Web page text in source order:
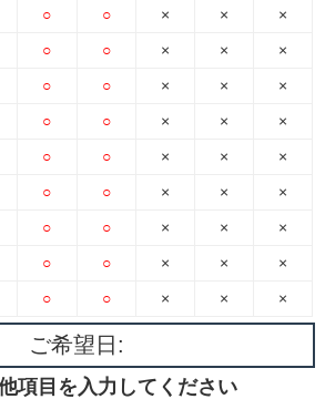
○
○
○
○
○
○
○
○
○
○
○
○
○
○
○
○
○
○
×
×
×
×
×
×
×
×
×
×
×
×
×
×
×
×
×
×
×
×
×
×
×
×
×
×
×
ご希望日:
項目を入力してください